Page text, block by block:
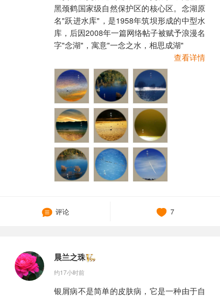
黑颈鹤国家级自然保护区的核心区。念湖原
名"跃进水库"，是1958年筑坝形成的中型水
库，后因2008年一篇网络帖子被赋予浪漫名
字"念湖"，寓意"一念之水，相思成湖"
查看详情
评论 7
晨兰之珠
约17小时前
银屑病不是简单的皮肤病，它是一种由于自